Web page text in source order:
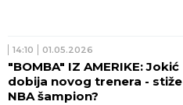
14:10 01.05.2026
"BOMBA" IZ AMERIKE: Jokić
dobija novog trenera - stiže
NBA šampion?